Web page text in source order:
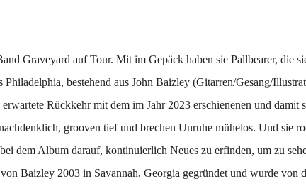
Graveyard auf Tour. Mit im Gepäck haben sie Pallbearer, die
bestehend aus John Baizley (Gitarren/Gesang/
Rückkehr mit dem im Jahr 2023 erschienenen und damit
grooven tief und brechen Unruhe mühelos. Und sie
dem Album darauf, kontinuierlich Neues zu erfinden, um zu
Baizley 2003 in Savannah, Georgia gegründet und wurde von